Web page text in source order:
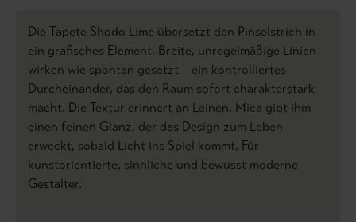
Die Tapete Shodo Lime übersetzt den Pinselstrich in
ein grafisches Element. Breite, unregelmäßige Linien
wirken wie spontan gesetzt – ein kontrolliertes
Durcheinander, das den Raum sofort charakterstark
macht. Die Textur erinnert an Leinen. Mica gibt ihm
einen feinen Glanz, der das Design zum Leben
erweckt, sobald Licht ins Spiel kommt. Für
kunstorientierte, sinnliche und bewusst moderne
Gestalter.